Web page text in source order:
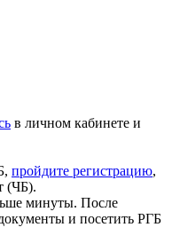
в личном кабинете и
пройдите регистрацию,
(ЧБ).
минуты. После
и посетить РГБ